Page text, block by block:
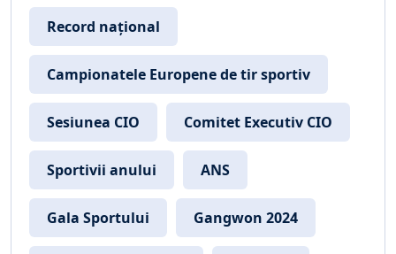
Record național
Campionatele Europene de tir sportiv
Sesiunea CIO Comitet Executiv CIO
Sportivii anului ANS
Gala Sportului Gangwon 2024